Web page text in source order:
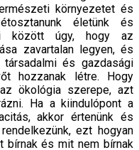
környezetet és
életünk és
között úgy, hogy az
zavartalan legyen, és
és gazdasági
hozzanak létre. Hogy
ökológia szerepe, azt
Ha a kiindulópont a
akkor értenünk és
ezt hogyan
bírnak és mit nem bírnak